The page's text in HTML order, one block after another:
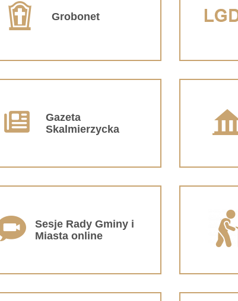
Grobonet
Gazeta
Skalmierzycka
Sesje Rady Gminy i
Miasta online